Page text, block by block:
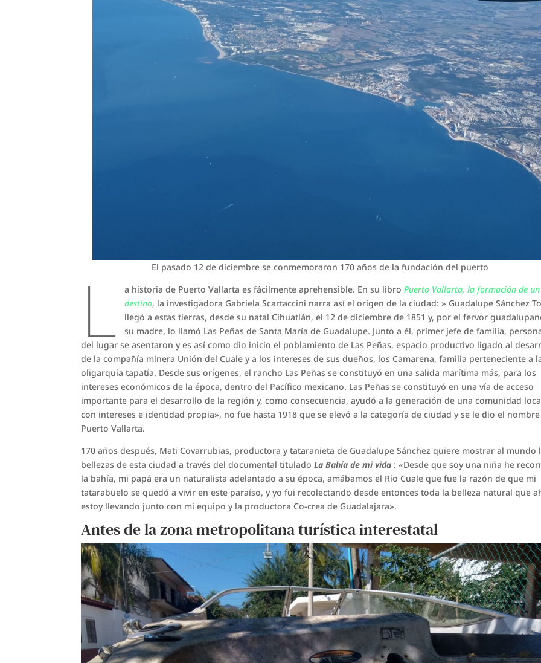
El pasado 12 de diciembre se conmemoraron 170 años de la fundación del puerto
L a historia de Puerto Vallarta es fácilmente aprehensible. En su libroPuerto Vallarta, la formación de un
destino, la investigadora Gabriela Scartaccini narra así el origen de la ciudad: » Guadalupe Sánchez
llegó a estas tierras, desde su natal Cihuatlán, el 12 de diciembre de 1851 y, por el fervor
su madre, lo llamó Las Peñas de Santa María de Guadalupe. Junto a él, primer jefe de familia,
del lugar se asentaron y es así como dio inicio el poblamiento de Las Peñas, espacio productivo ligado al
de la compañía minera Unión del Cuale y a los intereses de sus dueños, los Camarena, familia perteneciente a
oligarquía tapatía. Desde sus orígenes, el rancho Las Peñas se constituyó en una salida marítima más, para los
intereses económicos de la época, dentro del Pacífico mexicano. Las Peñas se constituyó en una vía de acceso
importante para el desarrollo de la región y, como consecuencia, ayudó a la generación de una comunidad
con intereses e identidad propia», no fue hasta 1918 que se elevó a la categoría de ciudad y se le dio el
Puerto Vallarta.
170 años después, Mati Covarrubias, productora y tataranieta de Guadalupe Sánchez quiere mostrar al mundo
bellezas de esta ciudad a través del documental tituladoLa Bahía de mi vida : «Desde que soy una niña he
la bahía, mi papá era un naturalista adelantado a su época, amábamos el Río Cuale que fue la razón de que mi
tatarabuelo se quedó a vivir en este paraíso, y yo fui recolectando desde entonces toda la belleza natural que
estoy llevando junto con mi equipo y la productora Co-crea de Guadalajara».
Antes de la zona metropolitana turística interestatal